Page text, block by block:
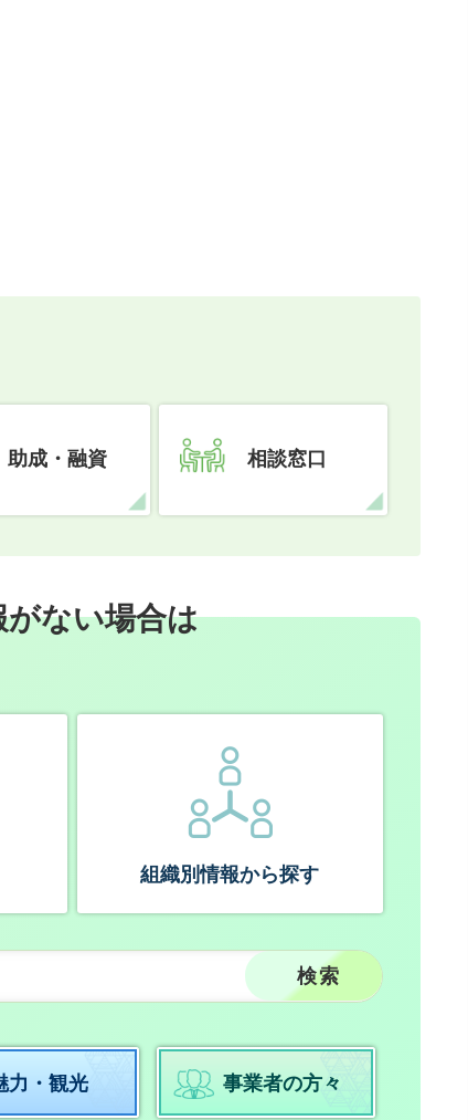
助成・融資 相談窓口
ない場合は
組織別情報から探す
力・観光 事業者の方々